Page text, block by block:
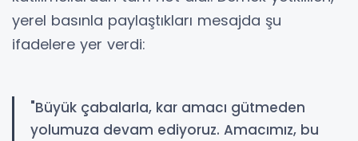
yerel basınla paylaştıkları mesajda şu
ifadelere yer verdi:
"Büyük çabalarla, kar amacı gütmeden
yolumuza devam ediyoruz. Amacımız, bu